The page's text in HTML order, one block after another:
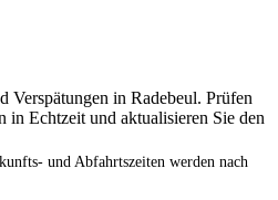
Verspätungen in Radebeul. Prüfen
in Echtzeit und aktualisieren Sie den
und Abfahrtszeiten werden nach